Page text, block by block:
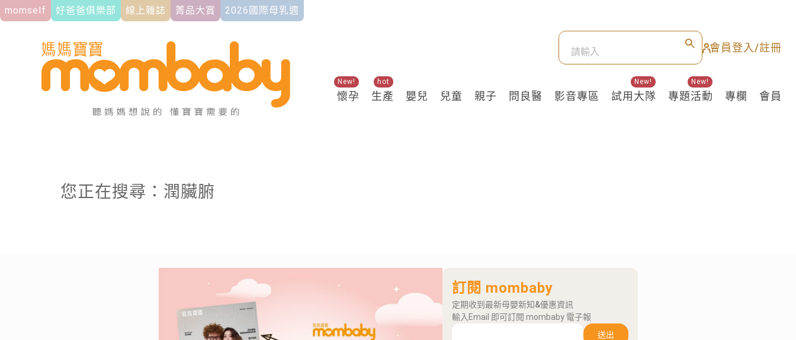
momself 好爸爸俱樂部 線上雜誌 菁品大賞 2026國際母乳週
會員登入/註冊
懷孕
New!
生產
hot
嬰兒 兒童 親子 問良醫 影音專區 試用大隊
New!
專題活動
New!
專欄 會員
關鍵熱搜
您正在搜尋：潤臟腑
訂閱 mombaby
定期收到最新母嬰新知&優惠資訊
輸入Email 即可訂閱 mombaby 電子報
送出